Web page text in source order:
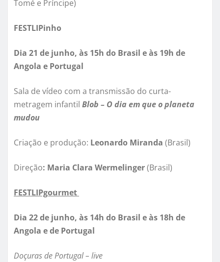
Tomé e Príncipe)
FESTLIPinho
Dia 21 de junho, às 15h do Brasil e às 19h de
Angola e Portugal
Sala de vídeo com a transmissão do curta-
metragem infantil Blob – O dia em que o planeta
mudou
Criação e produção: Leonardo Miranda (Brasil)
Direção: Maria Clara Wermelinger(Brasil)
FESTLIPgourmet
Dia 22 de junho, às 14h do Brasil e às 18h de
Angola e de Portugal
Doçuras de Portugal – live